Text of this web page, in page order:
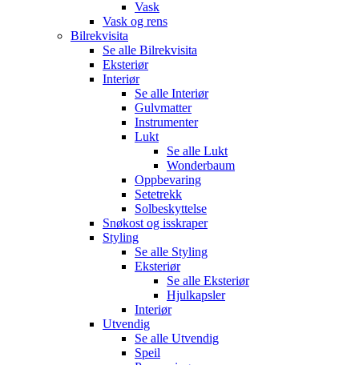
Vask
Vask og rens
Bilrekvisita
Se alle Bilrekvisita
Eksteriør
Interiør
Se alle Interiør
Gulvmatter
Instrumenter
Lukt
Se alle Lukt
Wonderbaum
Oppbevaring
Setetrekk
Solbeskyttelse
Snøkost og isskraper
Styling
Se alle Styling
Eksteriør
Se alle Eksteriør
Hjulkapsler
Interiør
Utvendig
Se alle Utvendig
Speil